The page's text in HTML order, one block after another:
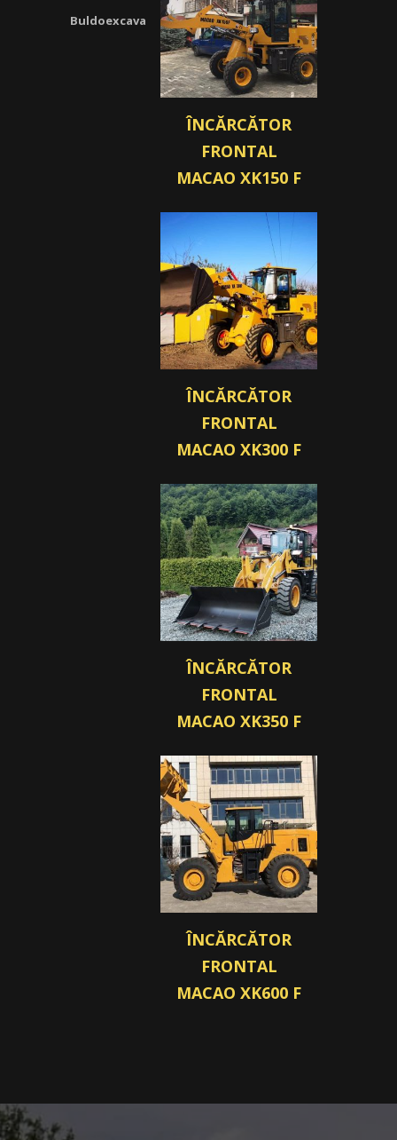
Buldoexcavatoare
ÎNCĂRCĂTOR
FRONTAL
MACAO XK150 F
ÎNCĂRCĂTOR
FRONTAL
MACAO XK300 F
ÎNCĂRCĂTOR
FRONTAL
MACAO XK350 F
ÎNCĂRCĂTOR
FRONTAL
MACAO XK600 F